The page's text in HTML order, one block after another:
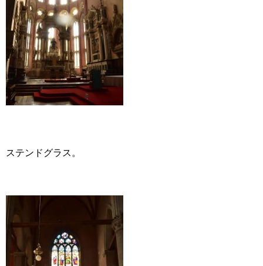
ステンドグラス。